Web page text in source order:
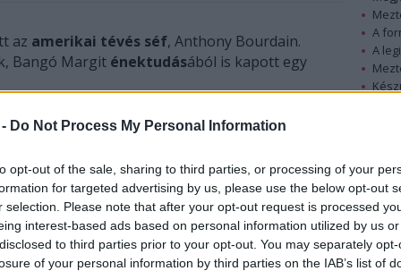
Do Not Process My Personal Information
opt-out of the sale, sharing to third parties, or processing of your
for targeted advertising by us, please use the below opt-out
selection. Please note that after your opt-out request is processed
interest-based ads based on personal information utilized by us
to third parties prior to your opt-out. You may separately
of your personal information by third parties on the IAB’s list of
az amerikai tévés séf, Anthony Bourdain.
Bangó Margit énektudásából is kapott egy
Margitot aCNN-enszerdán megjelent
amerikai tévés séf készítette,
bemutató sorozatának magyar
újabb előzetesét tették közzé,Bemutatjuk a
A
A